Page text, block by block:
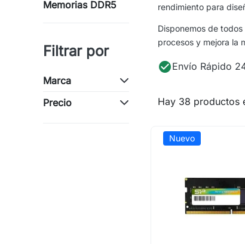
Memorias DDR5
Filtrar por
Marca
Precio
rendimiento para
Disponemos de
procesos y mejora la
check_circleEnvío Rápido
Hay 38 productos
Nuevo